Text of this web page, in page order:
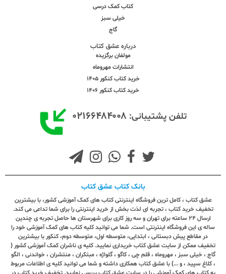
کتاب کمک درسی
خیلی سبز
گاج
درباره عشق کتاب
مولفان برگزیده
انتشارات مهروماه
خرید کتاب کنکور 1405
خرید کتاب کنکور 1406
تلفن پشتیبانی: ۰۲۱۶۶۴۸۴۰۰۸
بانک کتاب عشق کتاب
عشق کتاب ، کامل ترین فروشگاه اینترنتی کتاب های کمک آموزشی کشور، با بیشترین
تخفیف خرید کتاب ، تجربه ای لذت بخش از خرید اینترنتی را برای شما تداعی می کند.
ارسال ٢٤ ساعته برای تهران و سه روز کاری برای شهرستان ها حاصل تجربه ی چندین
ساله ی این فروشگاه اینترنتی است. شما می توانید کلیه کتاب های کمک آموزشی خود را
در مقاطع پیش دبستانی ، ابتدایی، متوسطه اول، متوسطه دوم، کنکور با بیشترین
تخفیف ممکن از سایت عشق کتاب خریداری نمایید. کلیه ی ناشران کمک آموزشی کشور (
گاج ، خیلی سبز ، مهروماه ، قلم چی ، کاگو ، گلواژه ، مبتکران ، منتشران ، خواندنی ، الگو
، کلاغ سپید ، و ...) با عشق کتاب همکاری داشته و شما می توانید کلیه ی اطلاعات مربوط